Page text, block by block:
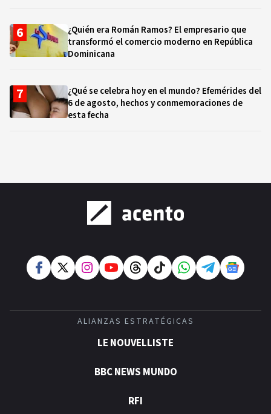
¿Quién era Román Ramos? El empresario que
transformó el comercio moderno en República
Dominicana
¿Qué se celebra hoy en el mundo? Efemérides del
6 de agosto, hechos y conmemoraciones de
esta fecha
ALIANZAS ESTRATÉGICAS
LE NOUVELLISTE
BBC NEWS MUNDO
RFI